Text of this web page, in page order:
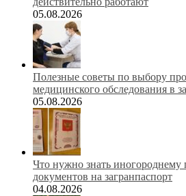
05.08.2026
Полезные советы по выбору
медицинского обследования в
05.08.2026
Что нужно знать иногороднему
документов на загранпаспорт
04.08.2026